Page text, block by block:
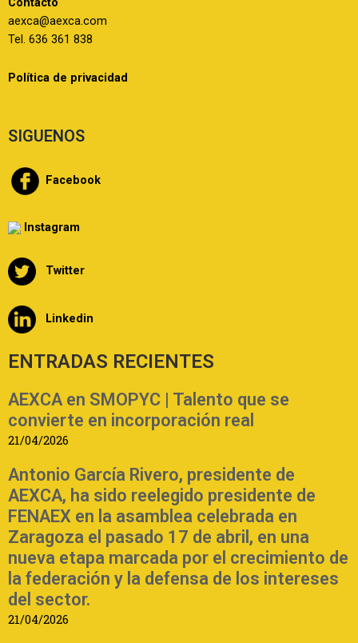
aexca@aexca.com
Tel. 636 361 838
Política de privacidad
SIGUENOS
Facebook
Instagram
Twitter
Linkedin
ENTRADAS RECIENTES
AEXCA en SMOPYC | Talento que se
convierte en incorporación real
21/04/2026
Antonio García Rivero, presidente de
AEXCA, ha sido reelegido presidente de
FENAEX en la asamblea celebrada en
Zaragoza el pasado 17 de abril, en una
nueva etapa marcada por el crecimiento de
la federación y la defensa de los intereses
del sector.
21/04/2026